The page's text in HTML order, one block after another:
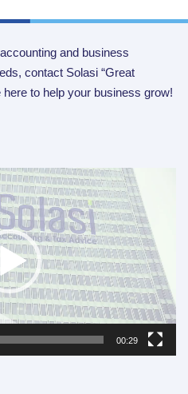
and business
contact Solasi “Great
here to help your business grow!
00:29